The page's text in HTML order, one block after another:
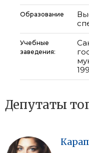
Образование
Учебные
заведения:
Депутаты